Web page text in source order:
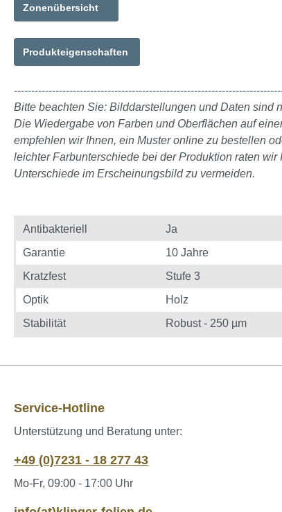
Zonenübersicht
Produkteigenschaften
Bitte beachten Sie: Bilddarstellungen und Daten sind
Die Wiedergabe von Farben und Oberflächen auf
empfehlen wir Ihnen, ein Muster online zu bestellen
leichter Farbunterschiede bei der Produktion raten
Unterschiede im Erscheinungsbild zu vermeiden.
Antibakteriell Ja
Garantie
10 Jahre
Kratzfest
Stufe 3
Optik
Holz
Stabilität
Robust - 250 µm
Service-Hotline
Unterstützung und Beratung unter:
+49 (0)7231 - 18 277 43
Mo-Fr, 09:00 - 17:00 Uhr